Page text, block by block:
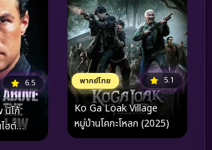
6.5
นิโก้
ฮต์
พากย์ไทย 5.1
Ko Ga Loak Village
หมู่บ้านโคกะโหลก (2025)